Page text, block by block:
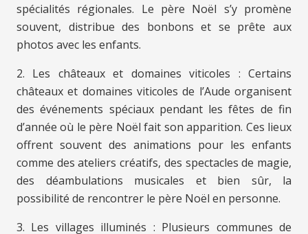
spécialités régionales. Le père Noël s’y promène
souvent, distribue des bonbons et se prête aux
photos avec les enfants.
2. Les châteaux et domaines viticoles : Certains
châteaux et domaines viticoles de l’Aude organisent
des événements spéciaux pendant les fêtes de fin
d’année où le père Noël fait son apparition. Ces lieux
offrent souvent des animations pour les enfants
comme des ateliers créatifs, des spectacles de magie,
des déambulations musicales et bien sûr, la
possibilité de rencontrer le père Noël en personne.
3. Les villages illuminés : Plusieurs communes de